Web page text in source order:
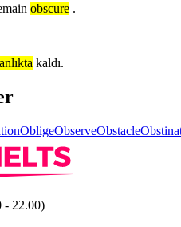
obscure .
kaldı.
ObligeObserveObstacle
- 22.00)